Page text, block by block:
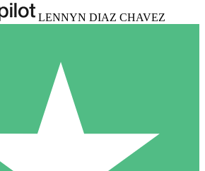
LENNYN DIAZ CHAVEZ